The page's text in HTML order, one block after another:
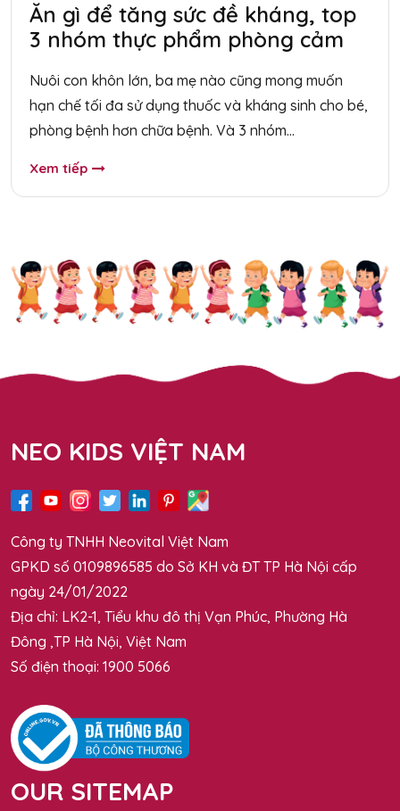
Ăn gì để tăng sức đề kháng, top
3 nhóm thực phẩm phòng cảm
Nuôi con khôn lớn, ba mẹ nào cũng mong muốn
hạn chế tối đa sử dụng thuốc và kháng sinh cho bé,
phòng bệnh hơn chữa bệnh. Và 3 nhóm...
Xem tiếp
NEO KIDS VIỆT NAM
Công ty TNHH Neovital Việt Nam
GPKD số 0109896585 do Sở KH và ĐT TP Hà Nội cấp
ngày 24/01/2022
Địa chỉ: LK2-1, Tiểu khu đô thị Vạn Phúc, Phường Hà
Đông ,TP Hà Nội, Việt Nam
Số điện thoại: 1900 5066
OUR SITEMAP